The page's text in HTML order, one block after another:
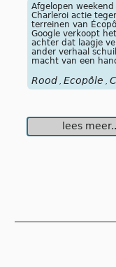
Afgelopen
Charleroi actie
terreinen van
Google verkoopt
achter dat laagje
ander verhaal
macht van een
Rood Ecopôle
lees meer..